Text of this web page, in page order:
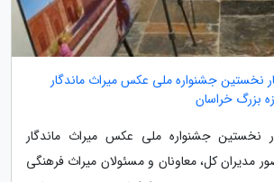
نخستین جشنواره ملی عکس میراث ماندگار
بزرگ خراسان
نخستین جشنواره ملی عکس میراث ماندگار
مدیران کل، معاونان و مسئولان میراث فرهنگی